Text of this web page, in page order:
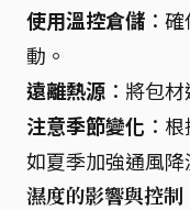
使用溫控倉儲 ：
動。
遠離熱源 ：將包
注意季節變化 ：
如夏季加強通風降
濕度的影響與控制